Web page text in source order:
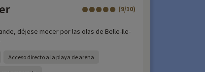
(9/10)
déjese mecer por las olas de Belle-Ile-
Acceso directo a la playa de arena